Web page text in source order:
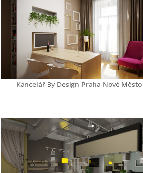
Kancelář By Design Praha Nové Město